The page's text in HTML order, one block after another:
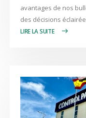
avantages de nos
des décisions